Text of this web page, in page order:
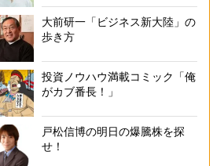
大前研一「ビジネス新大陸」の
歩き方
投資ノウハウ満載コミック「俺
がカブ番長！」
戸松信博の明日の爆騰株を探
せ！